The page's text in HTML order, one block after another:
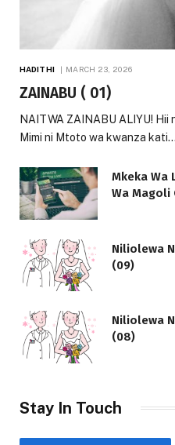
HADITHI MARCH 23, 2026
ZAINABU ( 01)
NAITWA ZAINABU ALIYU! Hii
Mimi ni Mtoto wa kwanza kati…
Mkeka Wa
Wa Magoli
Niliolewa
(09)
Niliolewa
(08)
Stay In Touch